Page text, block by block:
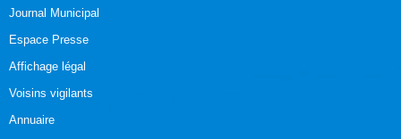
Journal Municipal
Espace Presse
Affichage légal
Voisins vigilants
Annuaire